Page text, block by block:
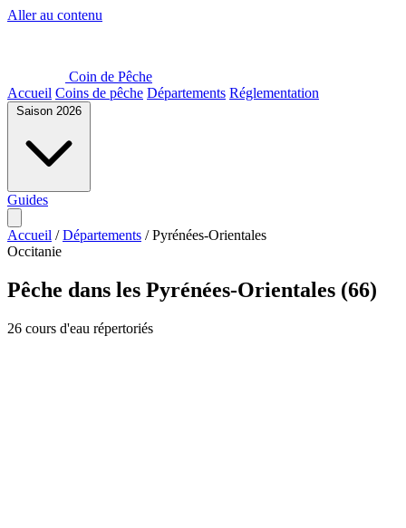
Aller au contenu
Coin de Pêche
Accueil Coins de pêche Départements Réglementation
Saison 2026
Guides
Accueil / Départements / Pyrénées-Orientales
Occitanie
Pêche dans les Pyrénées-Orientales (66)
26 cours d'eau répertoriés